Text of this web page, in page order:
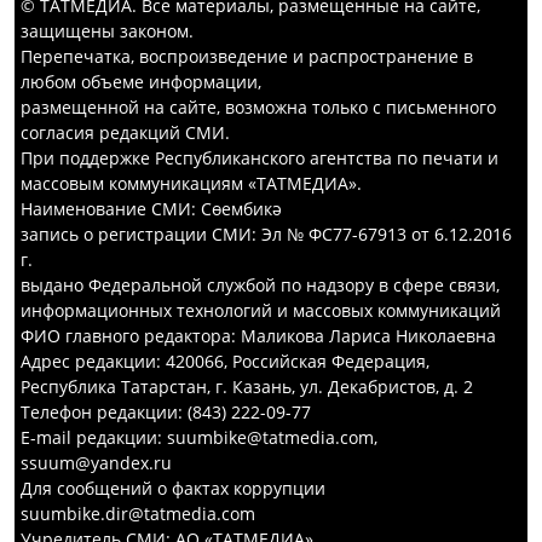
© ТАТМЕДИА. Все материалы, размещенные на сайте,
защищены законом.
Перепечатка, воспроизведение и распространение в
любом объеме информации,
размещенной на сайте, возможна только с письменного
согласия редакций СМИ.
При поддержке Республиканского агентства по печати и
массовым коммуникациям «ТАТМЕДИА».
Наименование СМИ: Сөембикә
запись о регистрации СМИ: Эл № ФС77-67913 от 6.12.2016
г.
выдано Федеральной службой по надзору в сфере связи,
информационных технологий и массовых коммуникаций
ФИО главного редактора: Маликова Лариса Николаевна
Адрес редакции: 420066, Российская Федерация,
Республика Татарстан, г. Казань, ул. Декабристов, д. 2
Телефон редакции: (843) 222-09-77
E-mail редакции: suumbike@tatmedia.com,
ssuum@yandex.ru
Для сообщений о фактах коррупции
suumbike.dir@tatmedia.com